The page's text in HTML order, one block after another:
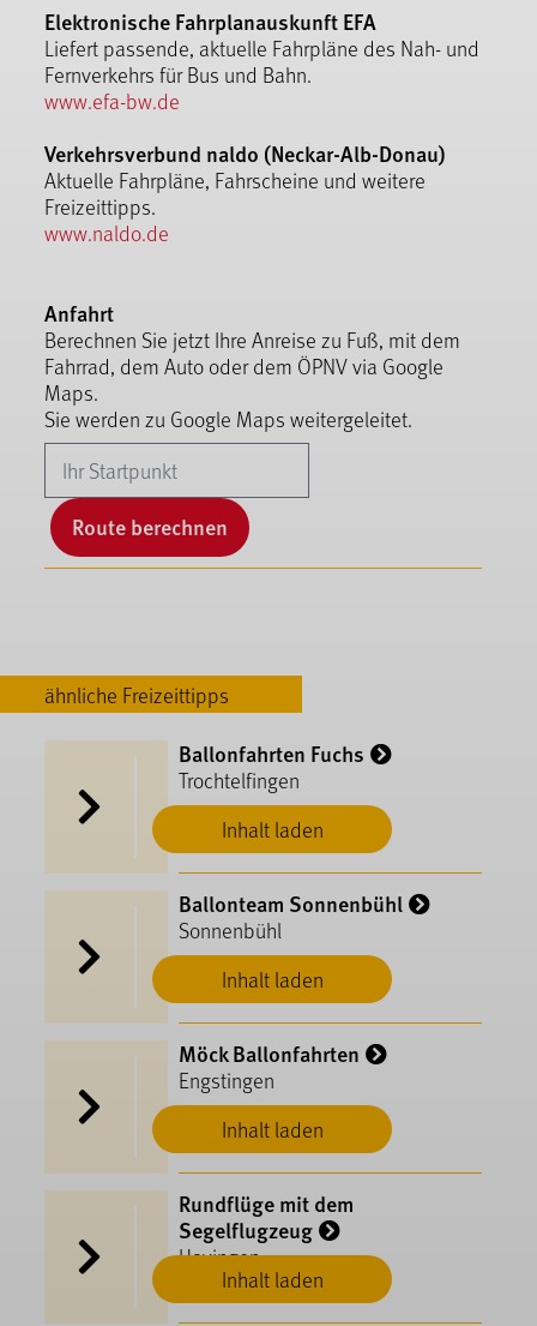
Elektronische Fahrplanauskunft EFA
Liefert passende, aktuelle Fahrpläne des Nah- und
Fernverkehrs für Bus und Bahn.
www.efa-bw.de
Verkehrsverbund naldo (Neckar-Alb-Donau)
Aktuelle Fahrpläne, Fahrscheine und weitere
Freizeittipps.
www.naldo.de
Anfahrt
Berechnen Sie jetzt Ihre Anreise zu Fuß, mit dem
Fahrrad, dem Auto oder dem ÖPNV via Google
Maps.
Sie werden zu Google Maps weitergeleitet.
Route berechnen
ähnliche Freizeittipps
Inhalt laden
Ballonfahrten Fuchs
Trochtelfingen
Inhalt laden
Ballonteam Sonnenbühl
Sonnenbühl
Inhalt laden
Möck Ballonfahrten
Engstingen
Inhalt laden
Rundflüge mit dem
Segelflugzeug
Hayingen